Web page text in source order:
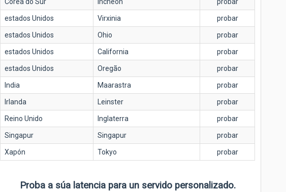
Corea do Sur Incheon probar
estados Unidos Virxinia probar
estados Unidos Ohio probar
estados Unidos California probar
estados Unidos Oregão probar
India Maarastra probar
Irlanda Leinster probar
Reino Unido Inglaterra probar
Singapur Singapur probar
Xapón Tokyo probar
Proba a súa latencia para un servido personalizado.